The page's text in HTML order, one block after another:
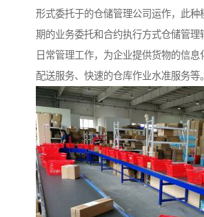
形式委托于的仓储管理公司运作，此种
期的业务委托和合约执行方式仓储管理
日常管理工作，为企业提供货物的信息
配送服务、快速的仓库作业水准服务等。